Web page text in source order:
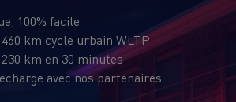
100% facile
km cycle urbain WLTP
km en 30 minutes
avec nos partenaires